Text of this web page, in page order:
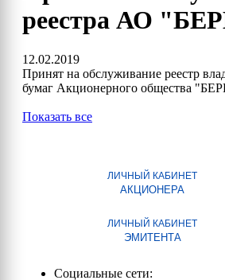
реестра АО
12.02.2019
Принят на обслуживание реестр
бумаг Акционерного общества
Показать все
ЛИЧНЫЙ КАБИНЕТ
АКЦИОНЕРА
ЛИЧНЫЙ КАБИНЕТ
ЭМИТЕНТА
Социальные сети: